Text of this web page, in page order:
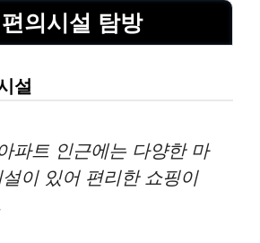
의시설 탐방
설
파트 인근에는 다양한 마
이 있어 편리한 쇼핑이